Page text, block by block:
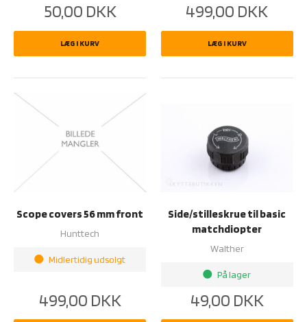
50,00 DKK
LÆG I KURV
499,00 DKK
LÆG I KURV
Scope covers 56 mm front
Hunttech
brightness_1 Midlertidig udsolgt
499,00 DKK
Side/stilleskrue til basic
matchdiopter
Walther
brightness_1 På lager
49,00 DKK